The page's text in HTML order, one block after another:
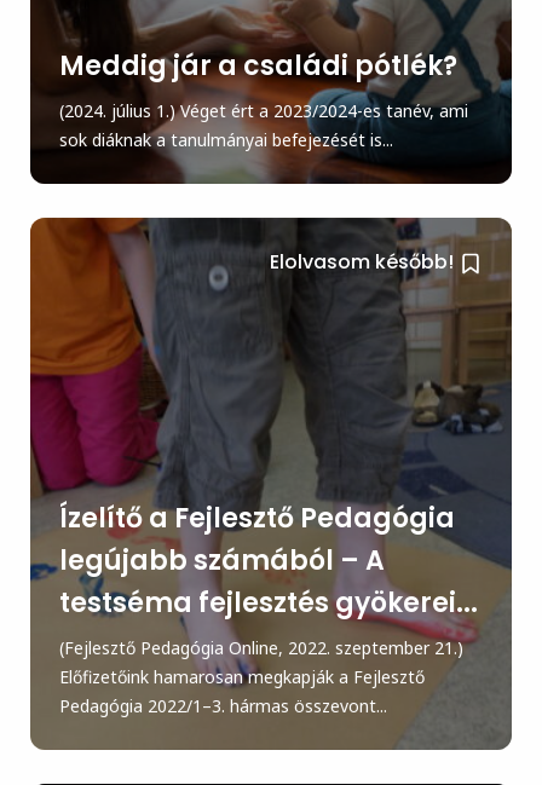
Meddig jár a családi pótlék?
(2024. július 1.) Véget ért a 2023/2024-es tanév, ami
sok diáknak a tanulmányai befejezését is...
Elolvasom később!
Ízelítő a Fejlesztő Pedagógia
legújabb számából – A
testséma fejlesztés gyökerei...
(Fejlesztő Pedagógia Online, 2022. szeptember 21.)
Előfizetőink hamarosan megkapják a Fejlesztő
Pedagógia 2022/1–3. hármas összevont...